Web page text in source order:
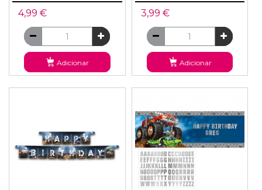
4,99 €
Adicionar
3,99 €
Adicionar